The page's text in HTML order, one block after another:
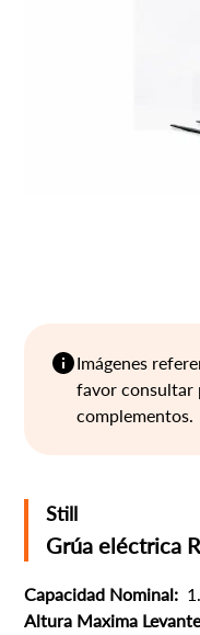
Imágenes
favor consultar
complementos.
Still
Grúa eléctrica
Capacidad Nominal:
Altura Maxima